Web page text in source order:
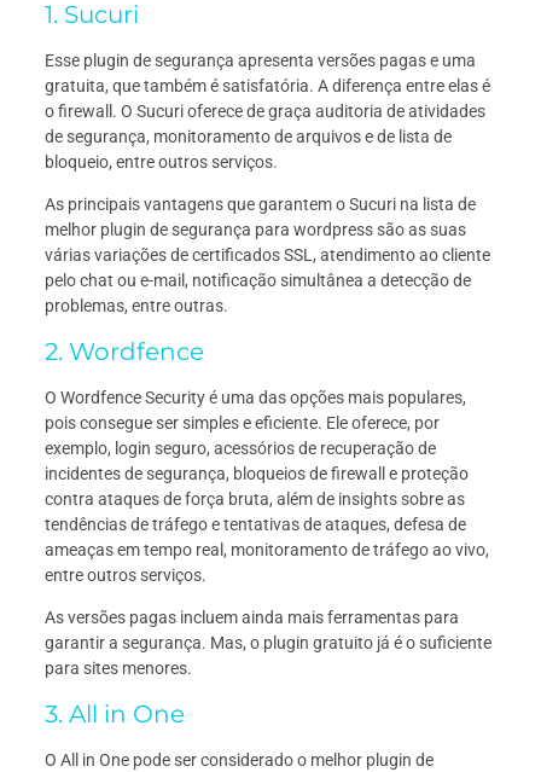
1. Sucuri
Esse plugin de segurança apresenta versões pagas e uma
gratuita, que também é satisfatória. A diferença entre elas é
o firewall. O Sucuri oferece de graça auditoria de atividades
de segurança, monitoramento de arquivos e de lista de
bloqueio, entre outros serviços.
As principais vantagens que garantem o Sucuri na lista de
melhor plugin de segurança para wordpress são as suas
várias variações de certificados SSL, atendimento ao cliente
pelo chat ou e-mail, notificação simultânea a detecção de
problemas, entre outras.
2. Wordfence
O Wordfence Security é uma das opções mais populares,
pois consegue ser simples e eficiente. Ele oferece, por
exemplo, login seguro, acessórios de recuperação de
incidentes de segurança, bloqueios de firewall e proteção
contra ataques de força bruta, além de insights sobre as
tendências de tráfego e tentativas de ataques, defesa de
ameaças em tempo real, monitoramento de tráfego ao vivo,
entre outros serviços.
As versões pagas incluem ainda mais ferramentas para
garantir a segurança. Mas, o plugin gratuito já é o suficiente
para sites menores.
3. All in One
O All in One pode ser considerado o melhor plugin de